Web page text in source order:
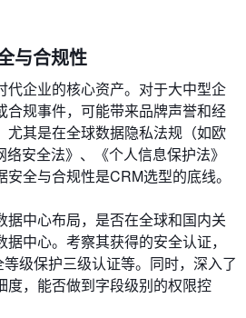
与合规性
代企业的核心资产。对于大中型企
合规事件，可能带来品牌声誉和经
尤其是在全球数据隐私法规（如欧
安全法》、《个人信息保护法》
全与合规性是CRM选型的底线。
据中心布局，是否在全球和国内关
中心。考察其获得的安全认证，
级保护三级认证等。同时，深入了
度，能否做到字段级别的权限控